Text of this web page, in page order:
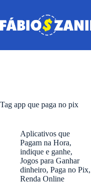
o
conteúdo
Tag app que paga no pix
Aplicativos que
Pagam na Hora,
indique e ganhe,
Jogos para Ganhar
dinheiro, Paga no Pix,
Renda Online